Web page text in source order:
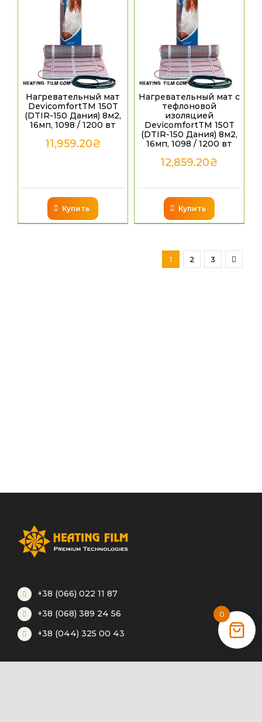
Нагревательный мат
DevicomfortTM 150T
(DTIR-150 Дания) 8м2,
16мп, 1098 / 1200 вт
11,959.20₴
Купить
Нагревательный мат с
тефлоновой
изоляцией
DevicomfortTM 150T
(DTIR-150 Дания) 8м2,
16мп, 1098 / 1200 вт
12,859.20₴
Купить
1 2 3
+38 (066) 022 11 87
+38 (068) 389 24 56
+38 (044) 325 00 43
0